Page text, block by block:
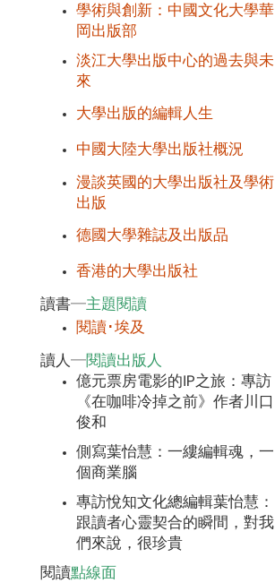
學術與創新：中國文化大學華
岡出版部
淡江大學出版中心的過去與未
來
大學出版的編輯人生
中國大陸大學出版社概況
漫談英國的大學出版社及學術
出版
德國大學雜誌及出版品
香港的大學出版社
讀書─主題閱讀
閱讀･埃及
讀人─閱讀出版人
億元票房電影的IP之旅：專訪
《在咖啡冷掉之前》作者川口
俊和
側寫葉怡慧：一縷編輯魂，一
個商業腦
專訪悅知文化總編輯葉怡慧：
跟讀者心靈契合的瞬間，對我
們來說，很珍貴
閱讀點線面